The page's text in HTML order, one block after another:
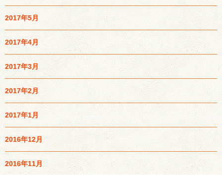
2017年5月
2017年4月
2017年3月
2017年2月
2017年1月
2016年12月
2016年11月